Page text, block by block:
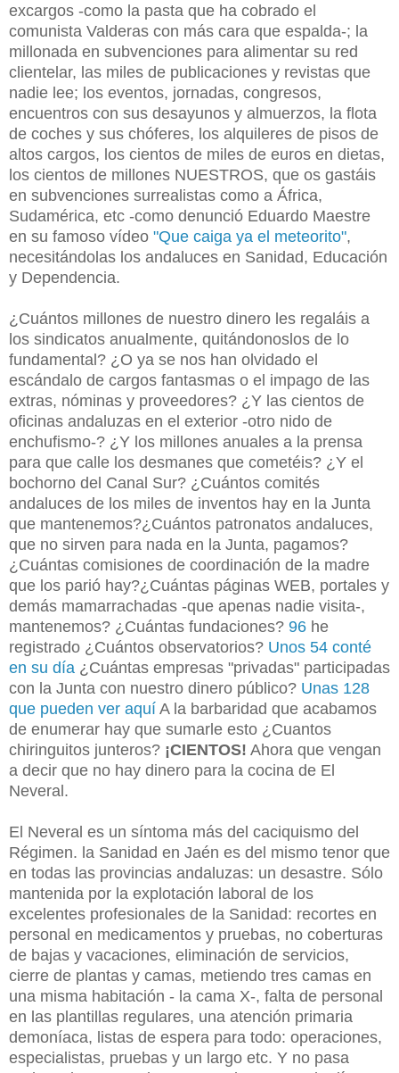
excargos -como la pasta que ha cobrado el
comunista Valderas con más cara que espalda-; la
millonada en subvenciones para alimentar su red
clientelar, las miles de publicaciones y revistas que
nadie lee; los eventos, jornadas, congresos,
encuentros con sus desayunos y almuerzos, la flota
de coches y sus chóferes, los alquileres de pisos de
altos cargos, los cientos de miles de euros en dietas,
los cientos de millones NUESTROS, que os gastáis
en subvenciones surrealistas como a África,
Sudamérica, etc -como denunció Eduardo Maestre
en su famoso vídeo "Que caiga ya el meteorito",
necesitándolas los andaluces en Sanidad, Educación
y Dependencia.
¿Cuántos millones de nuestro dinero les regaláis a
los sindicatos anualmente, quitándonoslos de lo
fundamental? ¿O ya se nos han olvidado el
escándalo de cargos fantasmas o el impago de las
extras, nóminas y proveedores? ¿Y las cientos de
oficinas andaluzas en el exterior -otro nido de
enchufismo-? ¿Y los millones anuales a la prensa
para que calle los desmanes que cometéis? ¿Y el
bochorno del Canal Sur? ¿Cuántos comités
andaluces de los miles de inventos hay en la Junta
que mantenemos?¿Cuántos patronatos andaluces,
que no sirven para nada en la Junta, pagamos?
¿Cuántas comisiones de coordinación de la madre
que los parió hay?¿Cuántas páginas WEB, portales y
demás mamarrachadas -que apenas nadie visita-,
mantenemos? ¿Cuántas fundaciones? 96 he
registrado ¿Cuántos observatorios? Unos 54 conté
en su día ¿Cuántas empresas "privadas" participadas
con la Junta con nuestro dinero público? Unas 128
que pueden ver aquí A la barbaridad que acabamos
de enumerar hay que sumarle esto ¿Cuantos
chiringuitos junteros? ¡CIENTOS! Ahora que vengan
a decir que no hay dinero para la cocina de El
Neveral.
El Neveral es un síntoma más del caciquismo del
Régimen. la Sanidad en Jaén es del mismo tenor que
en todas las provincias andaluzas: un desastre. Sólo
mantenida por la explotación laboral de los
excelentes profesionales de la Sanidad: recortes en
personal en medicamentos y pruebas, no coberturas
de bajas y vacaciones, eliminación de servicios,
cierre de plantas y camas, metiendo tres camas en
una misma habitación - la cama X-, falta de personal
en las plantillas regulares, una atención primaria
demoníaca, listas de espera para todo: operaciones,
especialistas, pruebas y un largo etc. Y no pasa